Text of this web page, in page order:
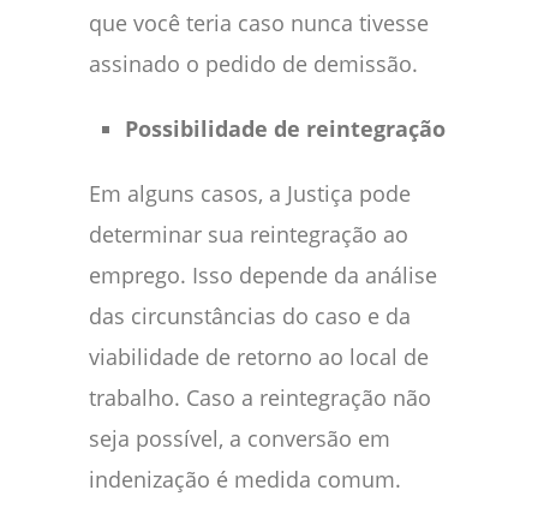
que você teria caso nunca tivesse
assinado o pedido de demissão.
Possibilidade de reintegração
Em alguns casos, a Justiça pode
determinar sua reintegração ao
emprego. Isso depende da análise
das circunstâncias do caso e da
viabilidade de retorno ao local de
trabalho. Caso a reintegração não
seja possível, a conversão em
indenização é medida comum.